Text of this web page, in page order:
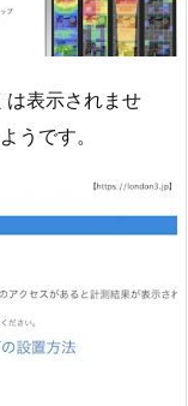
は表示されませ
うです。